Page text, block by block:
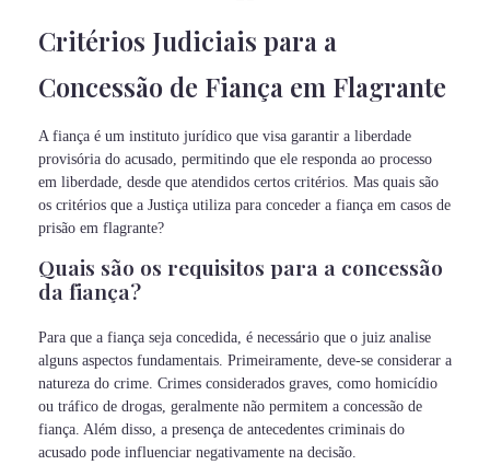
Critérios Judiciais para a
Concessão de Fiança em Flagrante
A fiança é um instituto jurídico que visa garantir a liberdade
provisória do acusado, permitindo que ele responda ao processo
em liberdade, desde que atendidos certos critérios. Mas quais são
os critérios que a Justiça utiliza para conceder a fiança em casos de
prisão em flagrante?
Quais são os requisitos para a concessão
da fiança?
Para que a fiança seja concedida, é necessário que o juiz analise
alguns aspectos fundamentais. Primeiramente, deve-se considerar a
natureza do crime. Crimes considerados graves, como homicídio
ou tráfico de drogas, geralmente não permitem a concessão de
fiança. Além disso, a presença de antecedentes criminais do
acusado pode influenciar negativamente na decisão.